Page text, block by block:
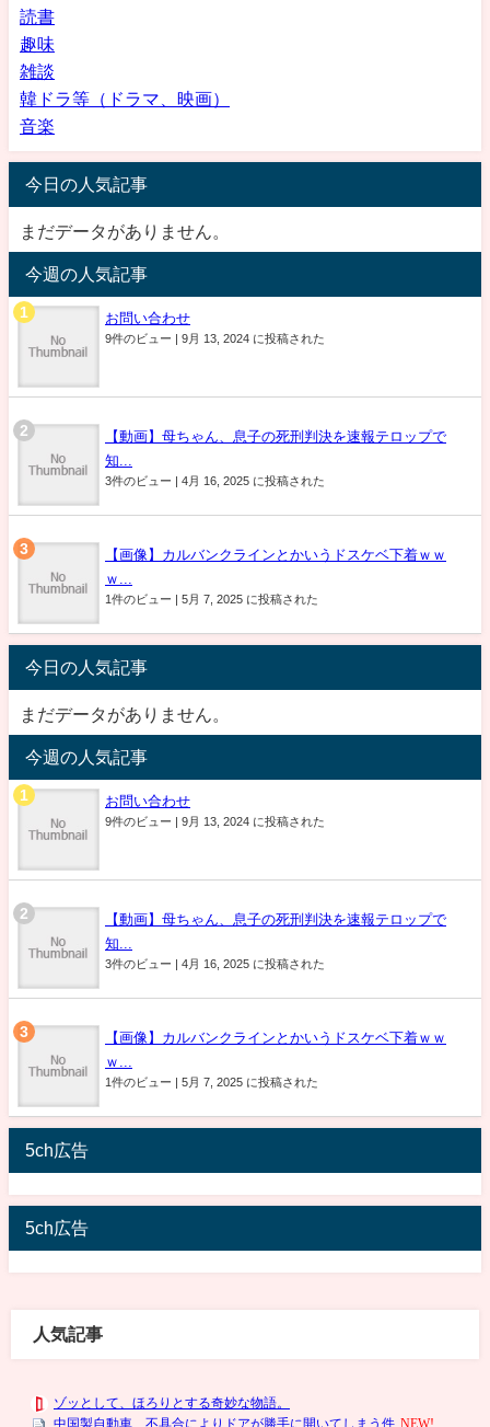
読書
趣味
雑談
韓ドラ等（ドラマ、映画）
音楽
今日の人気記事
まだデータがありません。
今週の人気記事
お問い合わせ
9件のビュー 9月 13, 2024 に投稿された
【動画】母ちゃん、息子の死刑判決を速報テロップで
知...
3件のビュー 4月 16, 2025 に投稿された
【画像】カルバンクラインとかいうドスケベ下着ｗｗ
ｗ...
1件のビュー 5月 7, 2025 に投稿された
今日の人気記事
まだデータがありません。
今週の人気記事
お問い合わせ
9件のビュー 9月 13, 2024 に投稿された
【動画】母ちゃん、息子の死刑判決を速報テロップで
知...
3件のビュー 4月 16, 2025 に投稿された
【画像】カルバンクラインとかいうドスケベ下着ｗｗ
ｗ...
1件のビュー 5月 7, 2025 に投稿された
5ch広告
5ch広告
人気記事